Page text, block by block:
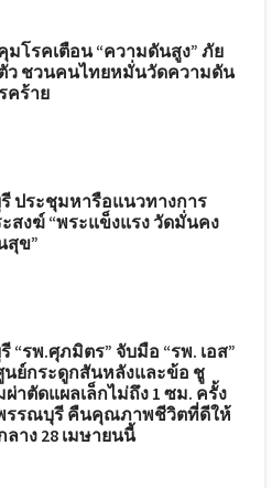
โรคเตือน “ความดันสูง” ภัย
ตัว ชวนคนไทยหมั่นวัดความดัน
คร้าย
ประชุมหารือแนวทางการ
สงฆ์ “พระแข็งแรง วัดมั่นคง
สุข”
“รพ.ศุภมิตร” จับมือ “รพ. เอส”
นย์กระดูกสันหลังและข้อ ชู
าตัดแผลเล็กไม่ถึง 1 ซม. ครั้ง
รรณบุรี คืนคุณภาพชีวิตที่ดีให้
าง 28 เมษายนนี้